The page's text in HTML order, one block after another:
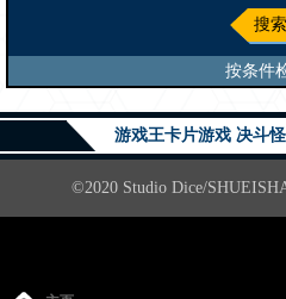
搜索
按条件
游戏王卡片游戏 决斗
©2020 Studio Dice/